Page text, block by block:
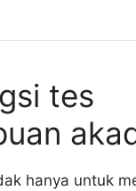
tes
hanya untuk